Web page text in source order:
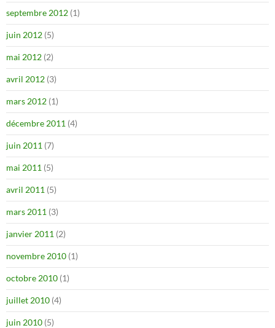
septembre 2012 (1)
juin 2012 (5)
mai 2012 (2)
avril 2012 (3)
mars 2012 (1)
décembre 2011 (4)
juin 2011 (7)
mai 2011 (5)
avril 2011 (5)
mars 2011 (3)
janvier 2011 (2)
novembre 2010 (1)
octobre 2010 (1)
juillet 2010 (4)
juin 2010 (5)